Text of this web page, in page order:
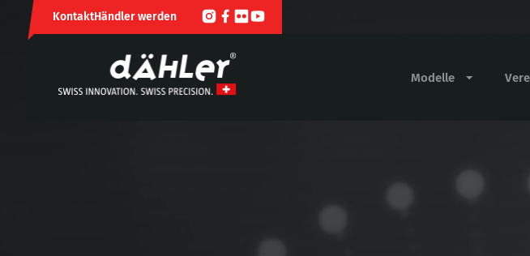
KontaktHändler werden
Modelle